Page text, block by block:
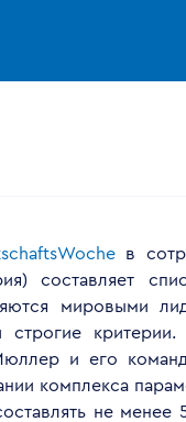
в
составляет
мировыми
строгие
и его
комплекса
не менее